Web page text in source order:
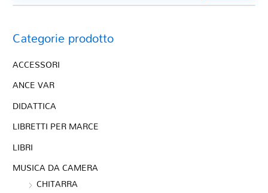
Categorie prodotto
ACCESSORI
ANCE VAR
DIDATTICA
LIBRETTI PER MARCE
LIBRI
MUSICA DA CAMERA
CHITARRA